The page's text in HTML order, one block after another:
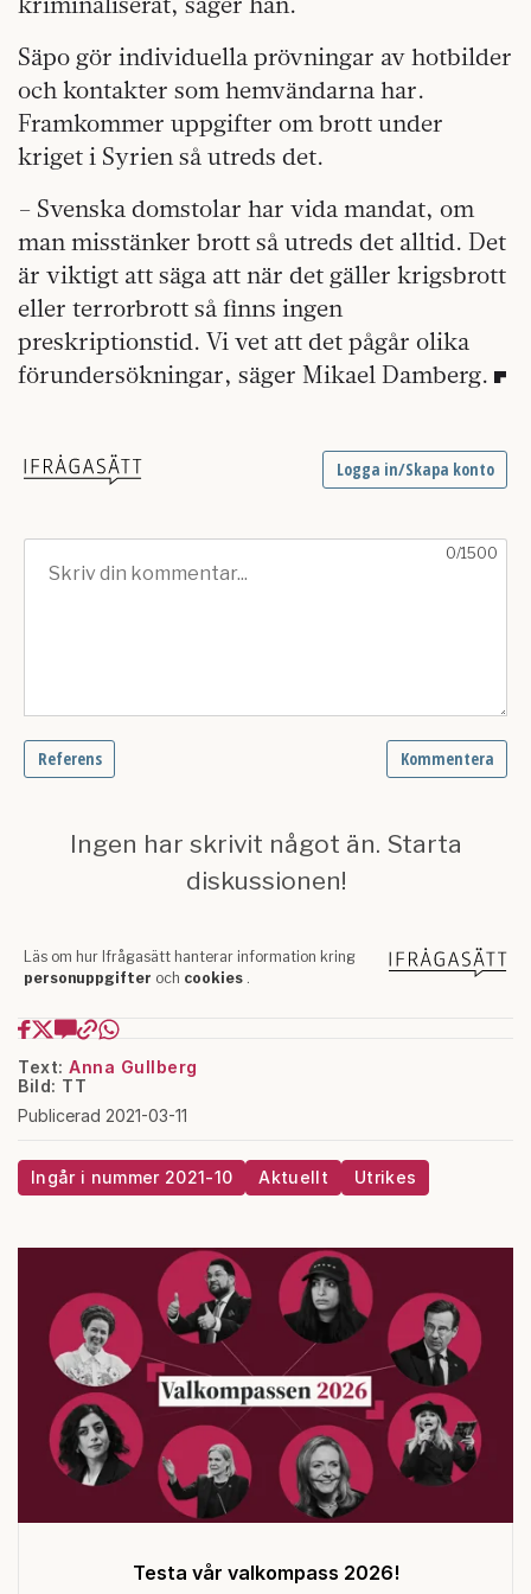
Säpo gör individuella prövningar av hotbilder
och kontakter som hemvändarna har.
Framkommer uppgifter om brott under
kriget i Syrien så utreds det.
– Svenska domstolar har vida mandat, om
man misstänker brott så utreds det alltid. Det
är viktigt att säga att när det gäller krigsbrott
eller terrorbrott så finns ingen
preskriptionstid. Vi vet att det pågår olika
förundersökningar, säger Mikael Damberg.
Text: Anna Gullberg
Bild: TT
Publicerad 2021-03-11
Ingår i nummer 2021-10 Aktuellt Utrikes
Testa vår valkompass 2026!